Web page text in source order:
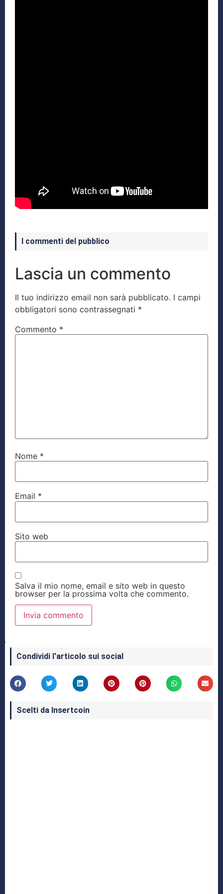
I commenti del pubblico
Lascia un commento
Il tuo indirizzo email non sarà pubblicato. I campi
obbligatori sono contrassegnati *
Commento *
Nome *
Email *
Sito web
Salva il mio nome, email e sito web in questo
browser per la prossima volta che commento.
Condividi l'articolo sui social
Scelti da Insertcoin